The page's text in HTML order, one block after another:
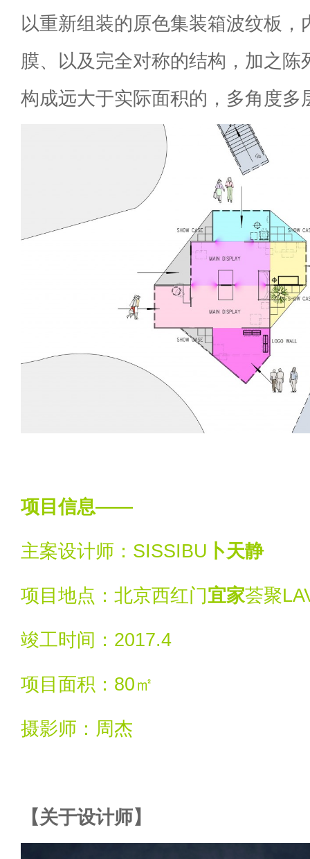
以重新组装的原色集装箱波纹板，
膜、以及完全对称的结构，加之陈
构成远大于实际面积的，多角度多
项目信息——
主案设计师：SISSIBU 卜天静
项目地点：北京西红门宜家荟聚
竣工时间：2017.4
项目面积：80㎡
摄影师：周杰
【关于设计师】